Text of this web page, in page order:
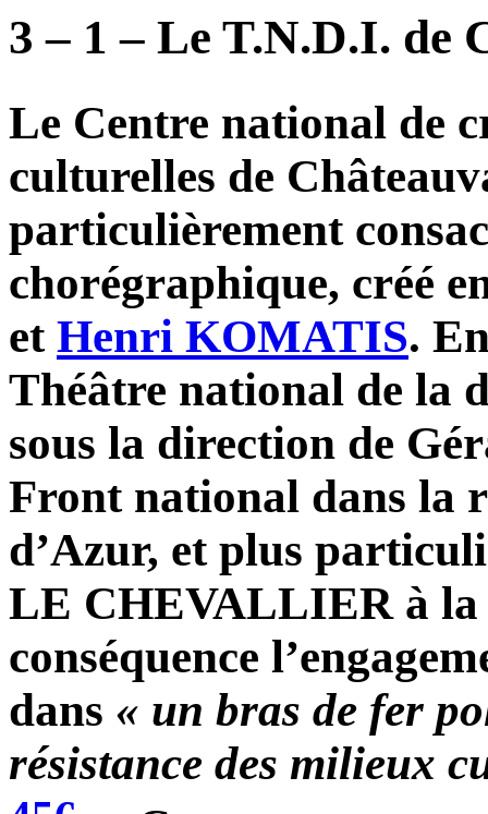
3 – 1 – Le T.N.D.I. de
Le Centre national de
culturelles de
particulièrement
chorégraphique, créé
et Henri KOMATIS.
Théâtre national de la
sous la direction de
Front national dans la
d’Azur, et plus
LE CHEVALLIER à la
conséquence
dans « un bras de fer
résistance des milieux